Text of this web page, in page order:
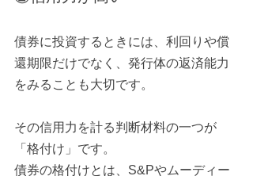
債券に投資するときには、利回りや償
還期限だけでなく、発行体の返済能力
をみることも大切です。
その信用力を計る判断材料の一つが
「格付け」です。
債券の格付けとは、S&Pやムーディー